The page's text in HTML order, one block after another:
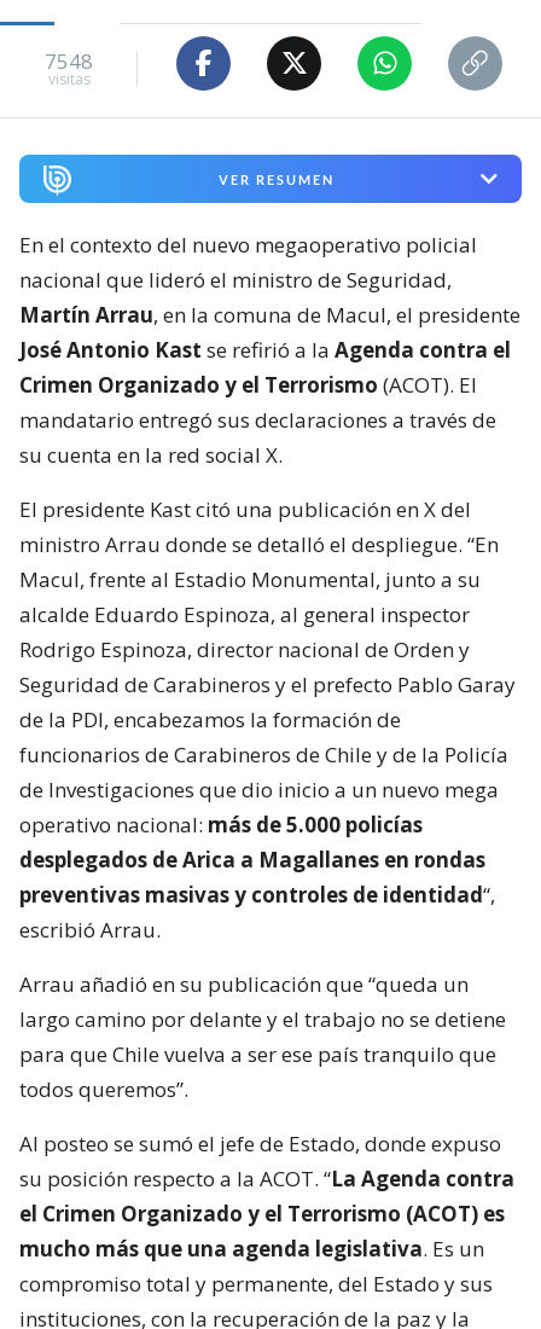
7548
visitas
VER RESUMEN
En el contexto del nuevo megaoperativo policial
nacional que lideró el ministro de Seguridad,
Martín Arrau, en la comuna de Macul, el presidente
José Antonio Kast se refirió a la Agenda contra el
Crimen Organizado y el Terrorismo (ACOT). El
mandatario entregó sus declaraciones a través de
su cuenta en la red social X.
El presidente Kast citó una publicación en X del
ministro Arrau donde se detalló el despliegue. “En
Macul, frente al Estadio Monumental, junto a su
alcalde Eduardo Espinoza, al general inspector
Rodrigo Espinoza, director nacional de Orden y
Seguridad de Carabineros y el prefecto Pablo Garay
de la PDI, encabezamos la formación de
funcionarios de Carabineros de Chile y de la Policía
de Investigaciones que dio inicio a un nuevo mega
operativo nacional: más de 5.000 policías
desplegados de Arica a Magallanes en rondas
preventivas masivas y controles de identidad“,
escribió Arrau.
Arrau añadió en su publicación que “queda un
largo camino por delante y el trabajo no se detiene
para que Chile vuelva a ser ese país tranquilo que
todos queremos”.
Al posteo se sumó el jefe de Estado, donde expuso
su posición respecto a la ACOT. “La Agenda contra
el Crimen Organizado y el Terrorismo (ACOT) es
mucho más que una agenda legislativa. Es un
compromiso total y permanente, del Estado y sus
instituciones, con la recuperación de la paz y la